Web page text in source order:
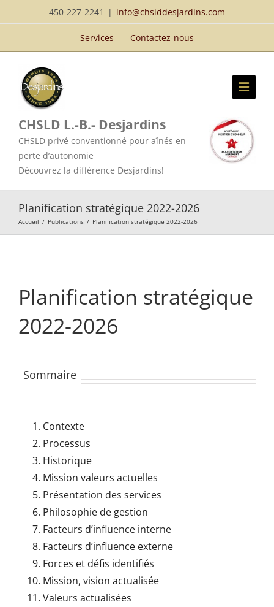
au
450-227-2241 | info@chslddesjardins.com
Services Contactez-nous
CHSLD L.-B.- Desjardins
CHSLD privé conventionné pour aînés en
perte d’autonomie
Découvrez la différence Desjardins!
Planification stratégique 2022-2026
Accueil / Publications / Planification stratégique 2022-2026
Planification stratégique
2022-2026
Sommaire
Contexte
Processus
Historique
Mission valeurs actuelles
Présentation des services
Philosophie de gestion
Facteurs d’influence interne
Facteurs d’influence externe
Forces et défis identifiés
Mission, vision actualisée
Valeurs actualisées